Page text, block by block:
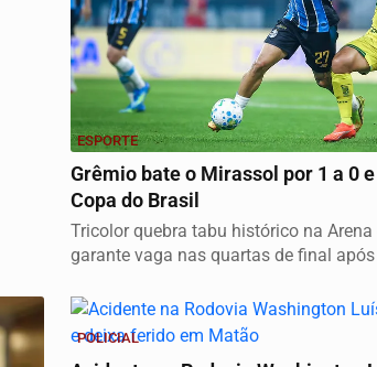
ESPORTE
Grêmio bate o Mirassol por 1 a 0
Copa do Brasil
Tricolor quebra tabu histórico na Arena
garante vaga nas quartas de final após
POLICIAL